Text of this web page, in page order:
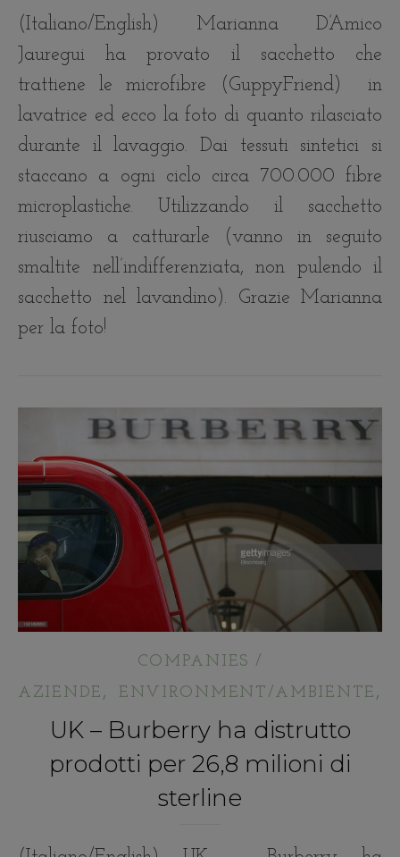
(Italiano/English) Marianna D’Amico
Jauregui ha provato il sacchetto che
trattiene le microfibre (GuppyFriend) in
lavatrice ed ecco la foto di quanto rilasciato
durante il lavaggio. Dai tessuti sintetici si
staccano a ogni ciclo circa 700.000 fibre
microplastiche. Utilizzando il sacchetto
riusciamo a catturarle (vanno in seguito
smaltite nell’indifferenziata, non pulendo il
sacchetto nel lavandino). Grazie Marianna
per la foto!
COMPANIES /
AZIENDE , ENVIRONMENT/AMBIENTE ,
UK – Burberry ha distrutto
prodotti per 26,8 milioni di
sterline